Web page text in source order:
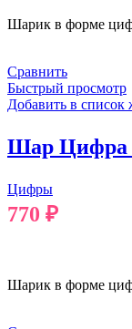
Шарик в форме
Сравнить
Быстрый просмотр
Добавить в список
Шар Цифра
Цифры
770 ₽
Шарик в форме